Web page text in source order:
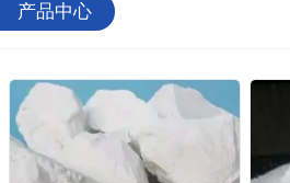
产品中心